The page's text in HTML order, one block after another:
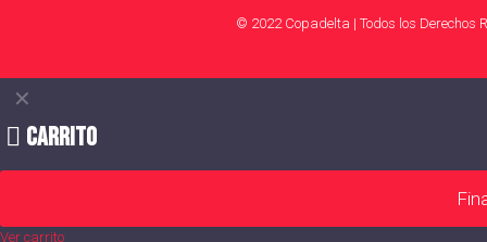
© 2022 Copadelta | Todos los Derechos
✕
Carrito
Ver carrito